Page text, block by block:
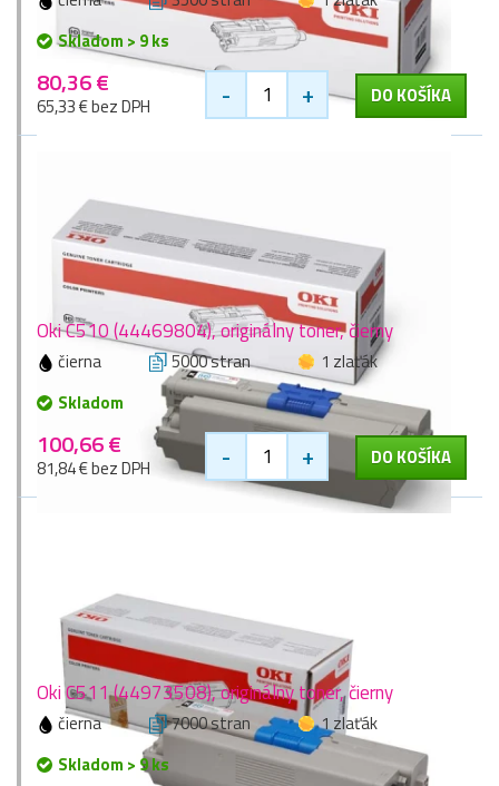
Skladom > 9 ks
80,36 €
65,33 € bez DPH - + DO KOŠÍKA
Oki C510 (44469804), originálny toner, čierny
čierna 5000 stran
1 zlaťák
Skladom
100,66 €
81,84 € bez DPH - + DO KOŠÍKA
Oki C511 (44973508), originálny toner, čierny
čierna 7000 stran
1 zlaťák
Skladom > 9 ks